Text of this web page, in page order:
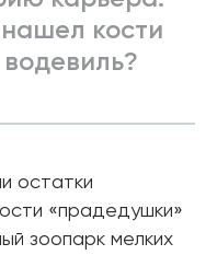
кости
остатки
«прадедушки»
зоопарк мелких